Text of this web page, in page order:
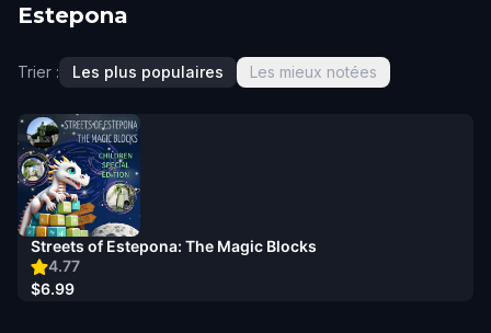
Estepona
Trier : Les plus populaires Les mieux notées
4.77
Streets of Estepona: The Magic Blocks
$6.99